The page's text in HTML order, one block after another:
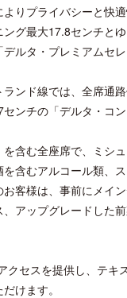
りプライバシーと快
グ最大17.8センチと
ルタ・プレミアムセレ
ンド線では、全席通
ンチの「デルタ・コ
含む全座席で、ミシ
含むアルコール類、
客様は、事前にメイ
アップグレードした
クセスを提供し、テ
けます。